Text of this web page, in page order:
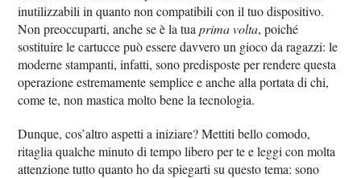
inutilizzabili in quanto non compatibili con il tuo dispositivo.
Non preoccuparti, anche se è la tuaprima volta, poiché
sostituire le cartucce può essere davvero un gioco da ragazzi: le
moderne stampanti, infatti, sono predisposte per rendere questa
operazione estremamente semplice e anche alla portata di chi,
come te, non mastica molto bene la tecnologia.
Dunque, cos’altro aspetti a iniziare? Mettiti bello comodo,
ritaglia qualche minuto di tempo libero per te e leggi con molta
attenzione tutto quanto ho da spiegarti su questo tema: sono